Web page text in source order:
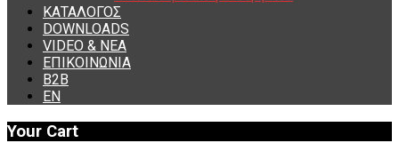
ΚΑΤΑΛΟΓΟΣ
DOWNLOADS
VIDEO & ΝΕΑ
ΕΠΙΚΟΙΝΩΝΙΑ
B2B
ΕΝ
Your Cart